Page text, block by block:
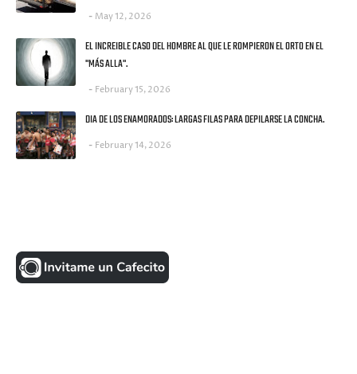
May 12, 2026
EL INCREIBLE CASO DEL HOMBRE AL QUE LE ROMPIERON EL ORTO EN EL
"MÁS ALLA".
February 15, 2026
DIA DE LOS ENAMORADOS: LARGAS FILAS PARA DEPILARSE LA CONCHA.
February 14, 2026